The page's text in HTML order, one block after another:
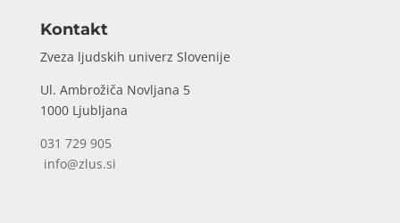
Kontakt
Zveza ljudskih univerz Slovenije
Ul. Ambrožiča Novljana 5
1000 Ljubljana
031 729 905
info@zlus.si